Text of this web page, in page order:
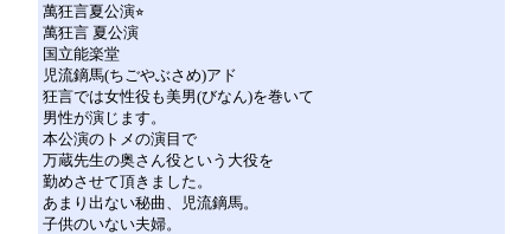
萬狂言夏公演⭐︎
萬狂言 夏公演
国立能楽堂
児流鏑馬(ちごやぶさめ)アド
狂言では女性役も美男(びなん)を巻いて
男性が演じます。
本公演のトメの演目で
万蔵先生の奥さん役という大役を
勤めさせて頂きました。
あまり出ない秘曲、児流鏑馬。
子供のいない夫婦。